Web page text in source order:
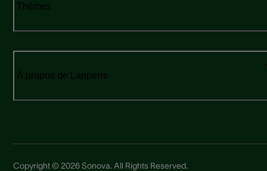
Thèmes
À propos de Lapperre
Copyright © 2026 Sonova. All Rights Reserved.